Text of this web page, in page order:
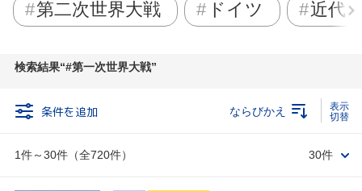
第二次世界大戦 ドイツ 近代
検索結果 #第一次世界大戦
条件を追加
1件～30件（全720件）
ならびかえ
30件